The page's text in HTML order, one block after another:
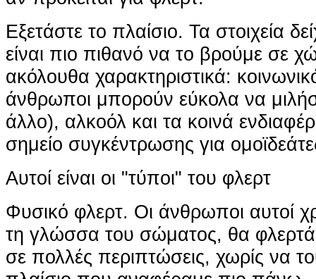
Εξετάστε το πλαίσιο. Τα στοιχεία
είναι πιο πιθανό να το βρούμε σε
ακόλουθα χαρακτηριστικά:
άνθρωποι μπορούν εύκολα να
άλλο), αλκοόλ και τα κοινά
σημείο συγκέντρωσης για
Αυτοί είναι οι "τύποι" του φλερτ
Φυσικό φλερτ. Οι άνθρωποι αυτοί
τη γλώσσα του σώματος, θα
σε πολλές περιπτώσεις, χωρίς να